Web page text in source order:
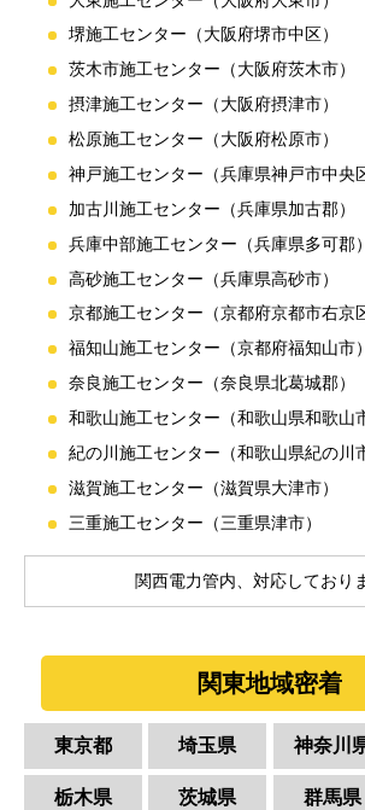
堺施工センター（大阪府堺市中区）
茨木市施工センター（大阪府茨木市）
摂津施工センター（大阪府摂津市）
松原施工センター（大阪府松原市）
神戸施工センター（兵庫県神戸市中央
加古川施工センター（兵庫県加古郡）
兵庫中部施工センター（兵庫県多可郡）
高砂施工センター（兵庫県高砂市）
京都施工センター（京都府京都市右京
福知山施工センター（京都府福知山市）
奈良施工センター（奈良県北葛城郡）
和歌山施工センター（和歌山県和歌山
紀の川施工センター（和歌山県紀の川
滋賀施工センター（滋賀県大津市）
三重施工センター（三重県津市）
関西電力管内、対応しており
関東地域密着
東京都 埼玉県 神奈川
栃木県 茨城県 群馬県